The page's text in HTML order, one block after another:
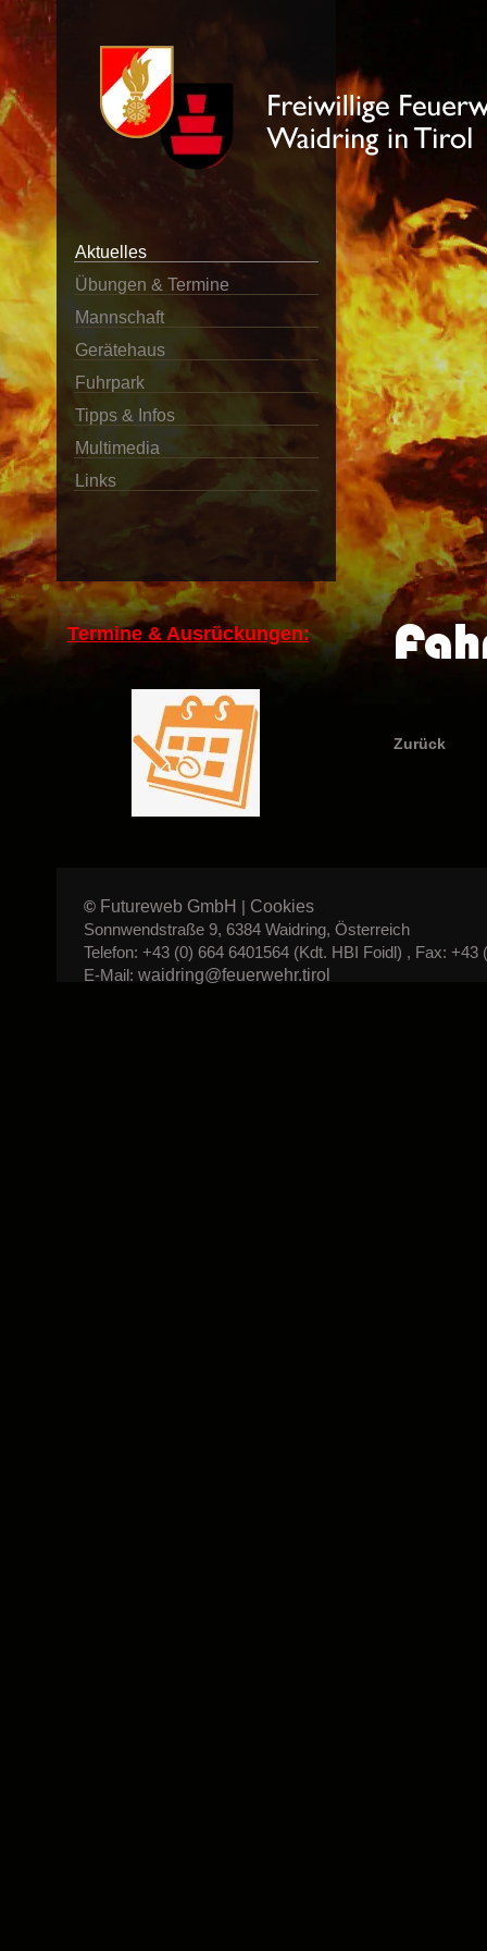
Aktuelles
Übungen & Termine
Mannschaft
Gerätehaus
Fuhrpark
Tipps & Infos
Multimedia
Links
Termine & Ausrückungen:
Zurück
© Futureweb GmbH | Cookies
Sonnwendstraße 9, 6384 Waidring, Österreich
Telefon: +43 (0) 664 6401564 (Kdt. HBI Foidl) , Fax: +43
E-Mail: waidring@feuerwehr.tirol